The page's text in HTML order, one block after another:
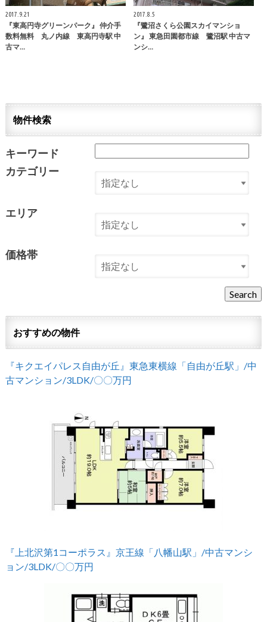
2017.9.21
『東高円寺グリーンパーク』 仲介手
数料無料 丸ノ内線 東高円寺駅 中
古マ…
2017.8.5
『鷺沼さくら公園スカイマンショ
ン』 東急田園都市線 鷺沼駅 中古マ
ンシ…
物件検索
キーワード
カテゴリー
エリア
価格帯
おすすめの物件
『キクエイパレス自由が丘』東急東横線「自由が丘駅」/中
古マンション/3LDK/〇〇万円
『上北沢第1コーポラス』京王線「八幡山駅」/中古マンシ
ョン/3LDK/〇〇万円